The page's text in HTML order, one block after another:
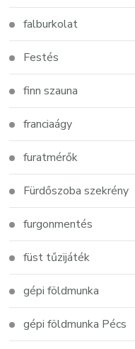
falburkolat
Festés
finn szauna
franciaágy
furatmérők
Fürdőszoba szekrény
furgonmentés
füst tűzijáték
gépi földmunka
gépi földmunka Pécs